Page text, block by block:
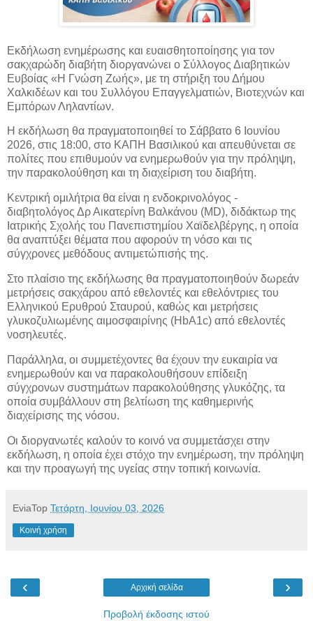
Εκδήλωση ενημέρωσης και ευαισθητοποίησης για τον
σακχαρώδη διαβήτη διοργανώνει ο Σύλλογος Διαβητικών
Ευβοίας «Η Γνώση Ζωής», με τη στήριξη του Δήμου
Χαλκιδέων και του Συλλόγου Επαγγελματιών, Βιοτεχνών και
Εμπόρων Ληλαντίων.
Η εκδήλωση θα πραγματοποιηθεί το Σάββατο 6 Ιουνίου
2026, στις 18:00, στο ΚΑΠΗ Βασιλικού και απευθύνεται σε
πολίτες που επιθυμούν να ενημερωθούν για την πρόληψη,
την παρακολούθηση και τη διαχείριση του διαβήτη.
Κεντρική ομιλήτρια θα είναι η ενδοκρινολόγος -
διαβητολόγος Δρ Αικατερίνη Βαλκάνου (MD), διδάκτωρ της
Ιατρικής Σχολής του Πανεπιστημίου Χαϊδελβέργης, η οποία
θα αναπτύξει θέματα που αφορούν τη νόσο και τις
σύγχρονες μεθόδους αντιμετώπισής της.
Στο πλαίσιο της εκδήλωσης θα πραγματοποιηθούν δωρεάν
μετρήσεις σακχάρου από εθελοντές και εθελόντριες του
Ελληνικού Ερυθρού Σταυρού, καθώς και μετρήσεις
γλυκοζυλιωμένης αιμοσφαιρίνης (HbA1c) από εθελοντές
νοσηλευτές.
Παράλληλα, οι συμμετέχοντες θα έχουν την ευκαιρία να
ενημερωθούν και να παρακολουθήσουν επίδειξη
σύγχρονων συστημάτων παρακολούθησης γλυκόζης, τα
οποία συμβάλλουν στη βελτίωση της καθημερινής
διαχείρισης της νόσου.
Οι διοργανωτές καλούν το κοινό να συμμετάσχει στην
εκδήλωση, η οποία έχει στόχο την ενημέρωση, την πρόληψη
και την προαγωγή της υγείας στην τοπική κοινωνία.
EviaTop Τετάρτη, Ιουνίου 03, 2026
Κοινή χρήση
‹ ›
Αρχική σελίδα
Προβολή έκδοσης ιστού